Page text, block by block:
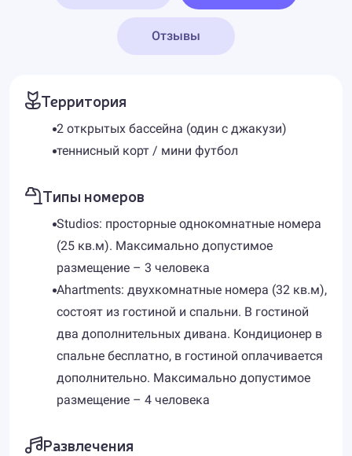
Отзывы
Территория
2 открытых бассейна (один с джакузи)
теннисный корт / мини футбол
Типы номеров
Studios: просторные однокомнатные номера
(25 кв.м). Максимально допустимое
размещение – 3 человека
Ahartments: двухкомнатные номера (32 кв.м),
состоят из гостиной и спальни. В гостиной
два дополнительных дивана. Кондиционер в
спальне бесплатно, в гостиной оплачивается
дополнительно. Максимально допустимое
размещение – 4 человека
Развлечения